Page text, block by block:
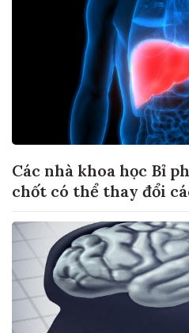
Các nhà khoa học Bỉ
chốt có thể thay đổi